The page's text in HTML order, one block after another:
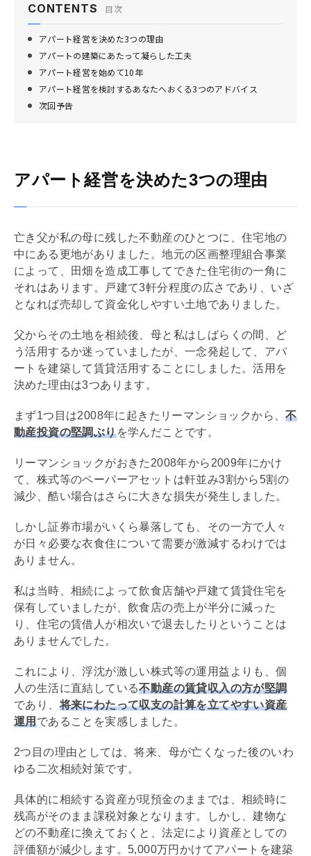
CONTENTS 目次
アパート経営を決めた3つの理由
アパートの建築にあたって凝らした工夫
アパート経営を始めて10年
アパート経営を検討するあなたへおくる3つのアドバイス
次回予告
アパート経営を決めた3つの理由
亡き父が私の母に残した不動産のひとつに、住宅地の
中にある更地がありました。地元の区画整理組合事業
によって、田畑を造成工事してできた住宅街の一角に
それはあります。戸建て3軒分程度の広さであり、いざ
となれば売却して資金化しやすい土地でありました。
父からその土地を相続後、母と私はしばらくの間、ど
う活用するか迷っていましたが、一念発起して、アパ
ートを建築して賃貸活用することにしました。活用を
決めた理由は3つあります。
まず1つ目は2008年に起きたリーマンショックから、不
動産投資の堅調ぶりを学んだことです。
リーマンショックがおきた2008年から2009年にかけ
て、株式等のペーパーアセットは軒並み3割から5割の
減少、酷い場合はさらに大きな損失が発生しました。
しかし証券市場がいくら暴落しても、その一方で人々
が日々必要な衣食住について需要が激減するわけでは
ありません。
私は当時、相続によって飲食店舗や戸建て賃貸住宅を
保有していましたが、飲食店の売上が半分に減った
り、住宅の賃借人が相次いで退去したりということは
ありませんでした。
これにより、浮沈が激しい株式等の運用益よりも、個
人の生活に直結している不動産の賃貸収入の方が堅調
であり、将来にわたって収支の計算を立てやすい資産
運用であることを実感しました。
2つ目の理由としては、将来、母が亡くなった後のいわ
ゆる二次相続対策です。
具体的に相続する資産が現預金のままでは、相続時に
残高がそのまま課税対象となります。しかし、建物な
どの不動産に換えておくと、法定により資産としての
評価額が減少します。5,000万円かけてアパートを建築